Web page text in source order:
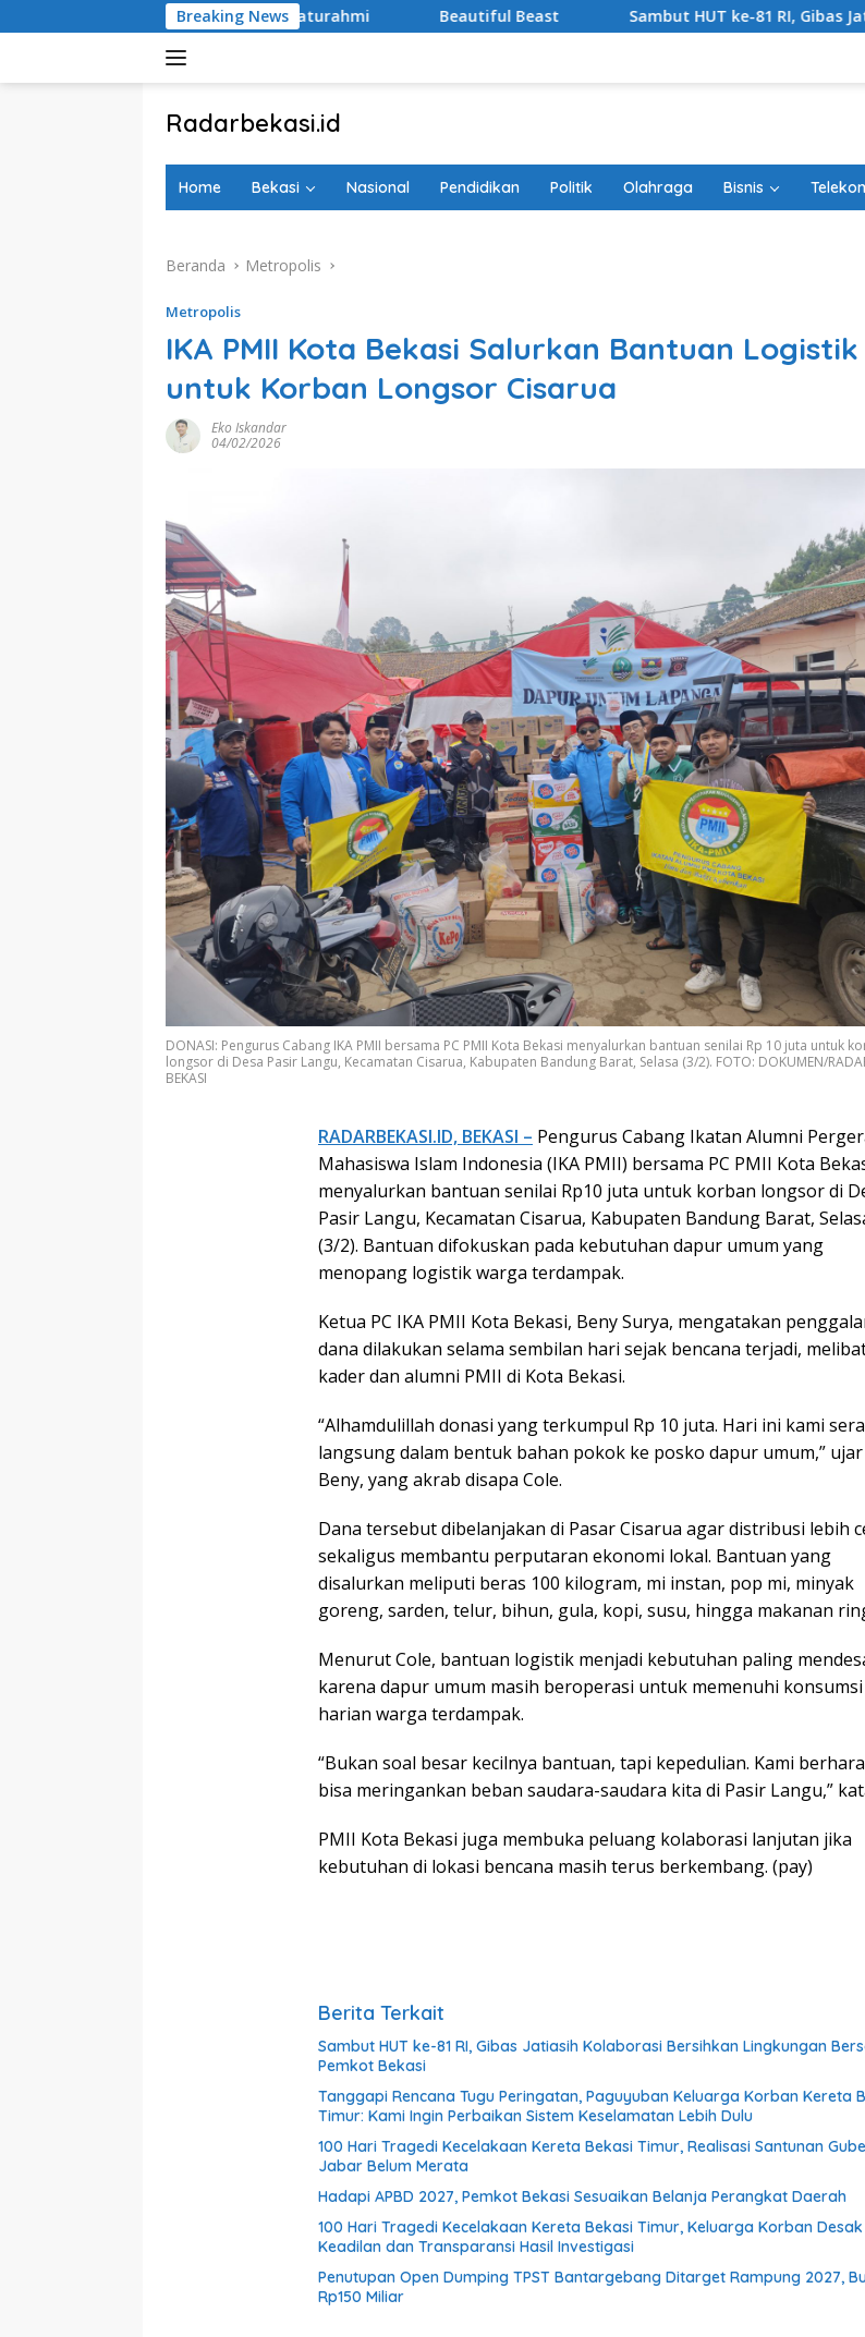
ke
Breaking News
Timur Rawat Silaturahmi Beautiful Beast Sambut HUT ke-81 RI, Gibas Jatiasih Kolaborasi
Radarbekasi.id
Bekasi
Home Bekasi Nasional Pendidikan Politik Olahraga Bisnis
Beranda Metropolis
Metropolis
IKA PMII Kota Bekasi Salurkan Bantuan Logistik
untuk Korban Longsor Cisarua
Eko Iskandar
04/02/2026
DONASI: Pengurus Cabang IKA PMII bersama PC PMII Kota Bekasi menyalurkan bantuan senilai Rp 10 juta untuk
longsor di Desa Pasir Langu, Kecamatan Cisarua, Kabupaten Bandung Barat, Selasa (3/2). FOTO: DOKUMEN/
BEKASI
RADARBEKASI.ID, BEKASI – Pengurus Cabang Ikatan Alumni
Mahasiswa Islam Indonesia (IKA PMII) bersama PC PMII Kota
menyalurkan bantuan senilai Rp10 juta untuk korban longsor di
Pasir Langu, Kecamatan Cisarua, Kabupaten Bandung Barat,
(3/2). Bantuan difokuskan pada kebutuhan dapur umum yang
menopang logistik warga terdampak.
Ketua PC IKA PMII Kota Bekasi, Beny Surya, mengatakan
dana dilakukan selama sembilan hari sejak bencana terjadi,
kader dan alumni PMII di Kota Bekasi.
“Alhamdulillah donasi yang terkumpul Rp 10 juta. Hari ini kami
langsung dalam bentuk bahan pokok ke posko dapur umum,” ujar
Beny, yang akrab disapa Cole.
Dana tersebut dibelanjakan di Pasar Cisarua agar distribusi lebih
sekaligus membantu perputaran ekonomi lokal. Bantuan yang
disalurkan meliputi beras 100 kilogram, mi instan, pop mi, minyak
goreng, sarden, telur, bihun, gula, kopi, susu, hingga makanan
Menurut Cole, bantuan logistik menjadi kebutuhan paling
karena dapur umum masih beroperasi untuk memenuhi konsumsi
harian warga terdampak.
“Bukan soal besar kecilnya bantuan, tapi kepedulian. Kami
bisa meringankan beban saudara-saudara kita di Pasir Langu,”
PMII Kota Bekasi juga membuka peluang kolaborasi lanjutan jika
kebutuhan di lokasi bencana masih terus berkembang. (pay)
Berita Terkait
Sambut HUT ke-81 RI, Gibas Jatiasih Kolaborasi Bersihkan Lingkungan
Pemkot Bekasi
Tanggapi Rencana Tugu Peringatan, Paguyuban Keluarga Korban Kereta
Timur: Kami Ingin Perbaikan Sistem Keselamatan Lebih Dulu
100 Hari Tragedi Kecelakaan Kereta Bekasi Timur, Realisasi Santunan
Jabar Belum Merata
Hadapi APBD 2027, Pemkot Bekasi Sesuaikan Belanja Perangkat Daerah
100 Hari Tragedi Kecelakaan Kereta Bekasi Timur, Keluarga Korban Desak
Keadilan dan Transparansi Hasil Investigasi
Penutupan Open Dumping TPST Bantargebang Ditarget Rampung 2027,
Rp150 Miliar